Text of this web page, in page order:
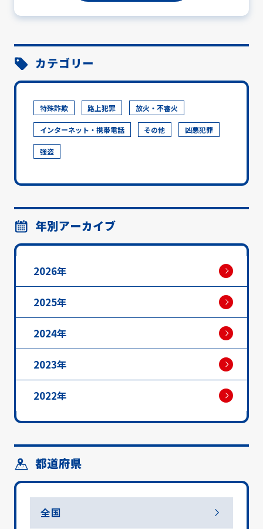
カテゴリー
特殊詐欺 路上犯罪 放火・不審火
インターネット・携帯電話 その他 凶悪犯罪
強盗
年別アーカイブ
2026年
2025年
2024年
2023年
2022年
都道府県
全国